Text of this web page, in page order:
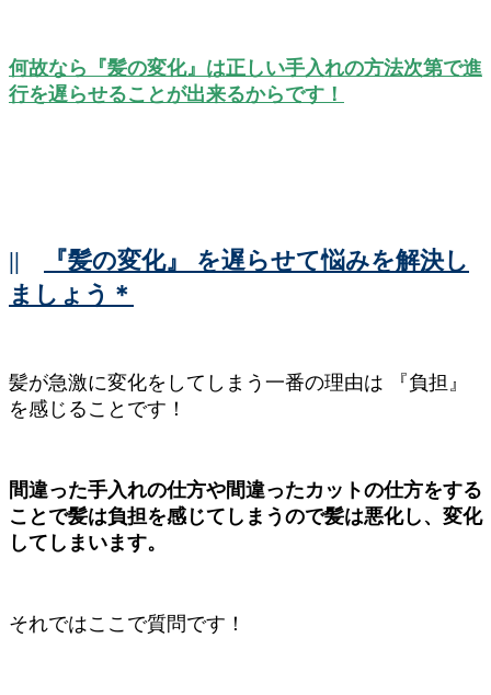
何故なら『髪の変化』は正しい手入れの方法次第で進
行を遅らせることが出来るからです！
||
『髪の変化』 を遅らせて悩みを解決し
ましょう＊
髪が急激に変化をしてしまう一番の理由は 『負担』
を感じることです！
間違った手入れの仕方や間違ったカットの仕方をする
ことで髪は負担を感じてしまうので髪は悪化し、変化
してしまいます。
それではここで質問です！